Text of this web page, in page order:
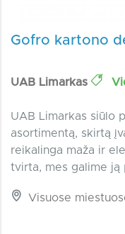
Gofro kartono
UAB Limarkas
UAB Limarkas siūlo
asortimentą, skirtą
reikalinga maža ir
tvirta, mes galime ją
Visuose